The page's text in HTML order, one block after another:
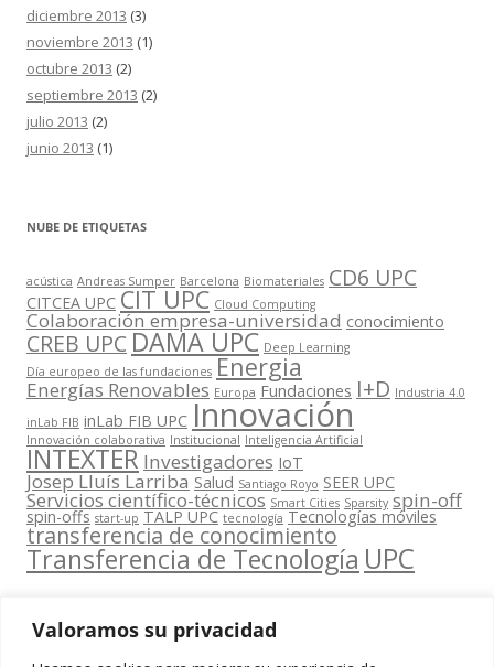
Valoramos su privacidad
diciembre 2013 (3)
noviembre 2013 (1)
octubre 2013 (2)
septiembre 2013 (2)
julio 2013 (2)
junio 2013 (1)
NUBE DE ETIQUETAS
acústica Andreas Sumper Barcelona Biomateriales CD6 UPC
CITCEA UPC CIT UPC Cloud Computing
Colaboración empresa-universidad conocimiento
CREB UPCDAMA UPC Deep Learning
Día europeo de las fundaciones Energia
Energías Renovables Europa Fundaciones I+D Industria 4.0
inLab FIB inLab FIB UPC Innovación
Innovación colaborativa Institucional Inteligencia Artificial
INTEXTER Investigadores IoT
Josep Lluís Larriba Salud Santiago Royo SEER UPC
Servicios científico-técnicos Smart Cities Sparsity spin-off
spin-offs start-up TALP UPC tecnología Tecnologías móviles
transferencia de conocimiento
Transferencia de Tecnología UPC